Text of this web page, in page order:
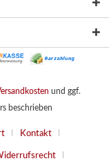
und ggf.
beschrieben
Kontakt